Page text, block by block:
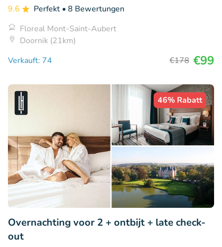
9.6 Perfekt • 8 Bewertungen
Floreal Mont-Saint-Aubert
Doornik (21km)
Verkauft: 74
€178 €99
46% Rabatt
Overnachting voor 2 + ontbijt + late check-
out